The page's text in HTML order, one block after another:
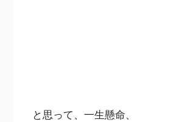
と思って、一生懸命、